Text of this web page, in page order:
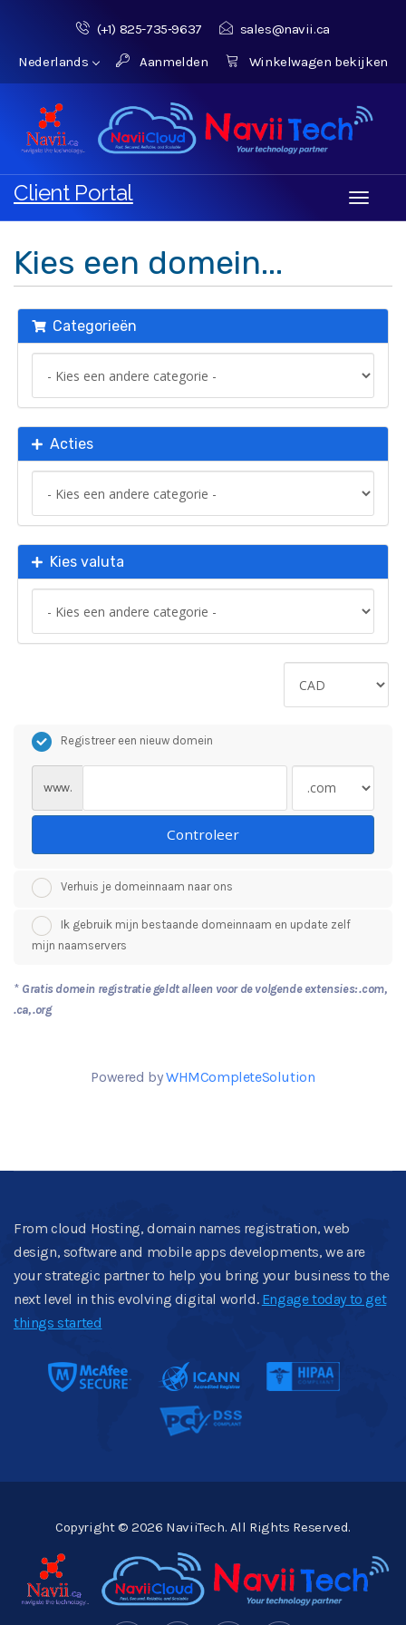
(+1) 825-735‑9637‬
sales@navii.ca
Nederlands
Aanmelden Winkelwagen bekijken
Client Portal
Toggle
Kies een domein...
Categorieën
Acties
Kies valuta
Registreer een nieuw domein
www.
Controleer
Verhuis je domeinnaam naar ons
Ik gebruik mijn bestaande domeinnaam en update zelf
mijn naamservers
* Gratis domein registratie geldt alleen voor de volgende extensies: .com,
.ca, .org
Powered byWHMCompleteSolution
From cloud Hosting, domain names registration, web
design, software and mobile apps developments, we are
your strategic partner to help you bring your business to the
next level in this evolving digital world. Engage today to get
things started
Copyright © 2026 NaviiTech. All Rights Reserved.